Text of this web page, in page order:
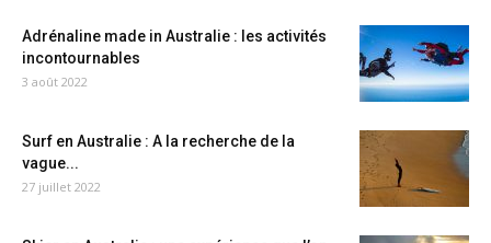
Adrénaline made in Australie : les activités
incontournables
3 août 2022
Surf en Australie : A la recherche de la
vague...
27 juillet 2022